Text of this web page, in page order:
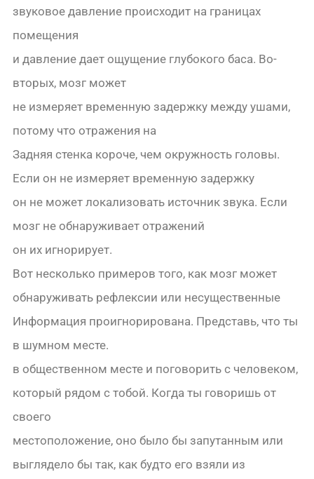
звуковое давление происходит на границах
помещения
и давление дает ощущение глубокого баса. Во-
вторых, мозг может
не измеряет временную задержку между ушами,
потому что отражения на
Задняя стенка короче, чем окружность головы.
Если он не измеряет временную задержку
он не может локализовать источник звука. Если
мозг не обнаруживает отражений
он их игнорирует.
Вот несколько примеров того, как мозг может
обнаруживать рефлексии или несущественные
Информация проигнорирована. Представь, что ты
в шумном месте.
в общественном месте и поговорить с человеком,
который рядом с тобой. Когда ты говоришь от
своего
местоположение, оно было бы запутанным или
выглядело бы так, как будто его взяли из